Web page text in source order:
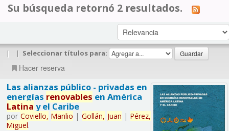
Su búsqueda retornó 2 resultados.
| | Seleccionar títulos para:
Hacer reserva
Las alianzas público - privadas en
energías renovables en América
Latina y el Caribe
por Coviello, Manlio | Gollán, Juan | Pérez,
Miguel.